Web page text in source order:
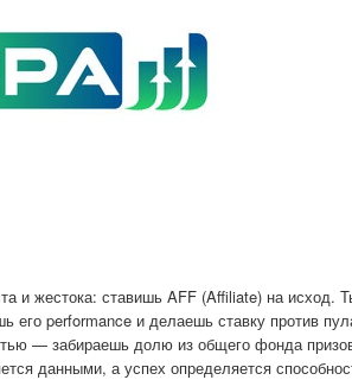
и жестока: ставишь AFF (Affiliate) на исход.
его performance и делаешь ставку против
— забираешь долю из общего фонда
данными, а успех определяется